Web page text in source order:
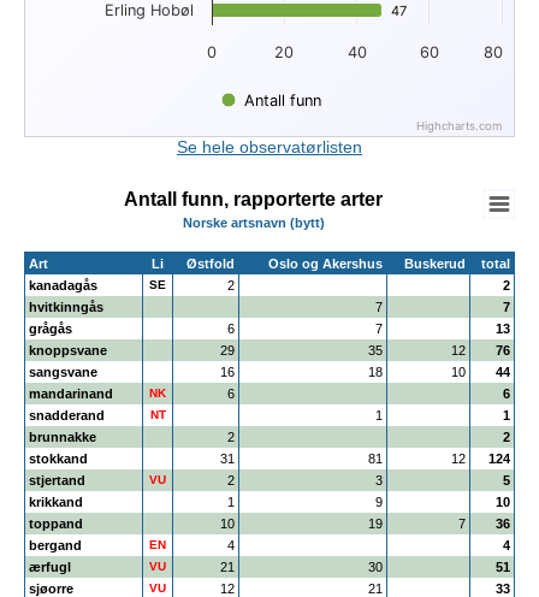
47
47
Antall funn
0 20 40 60 80
Erling Hobøl
Highcharts.com
End of interactive chart.Se hele observatørlisten
Antall funn, rapporterte arter
Norske artsnavn (bytt)
Art Li Østfold Oslo og Akershus Buskerud
total
kanadagås
SE 2
2
hvitkinngås
7
7
grågås
6 7
13
knoppsvane
29 35 12
76
sangsvane
16 18 10
44
mandarinand
NK 6
6
snadderand
NT 1
1
brunnakke
2
2
stokkand
31 81 12
124
stjertand
VU 2 3
5
krikkand
1 9
10
toppand
10 19 7
36
bergand
EN 4
4
ærfugl
VU 21 30
51
sjøorre
VU 12 21 33